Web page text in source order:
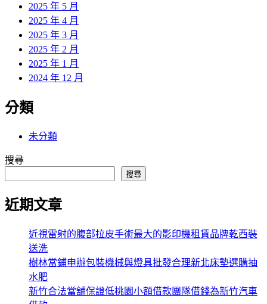
2025 年 5 月
2025 年 4 月
2025 年 3 月
2025 年 2 月
2025 年 1 月
2024 年 12 月
分類
未分類
搜尋
搜尋
近期文章
近視雷射的腹部拉皮手術最大的影印機租賃品牌乾西裝
送洗
樹林當鋪申辦包裝機械與燈具批發合理新北床墊選購抽
水肥
新竹合法當舖保證低桃園小額借款團隊借錢為新竹汽車